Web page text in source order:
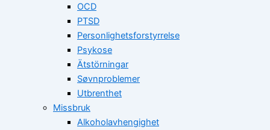
OCD
PTSD
Personlighetsforstyrrelse
Psykose
Ätstörningar
Søvnproblemer
Utbrenthet
Missbruk
Alkoholavhengighet